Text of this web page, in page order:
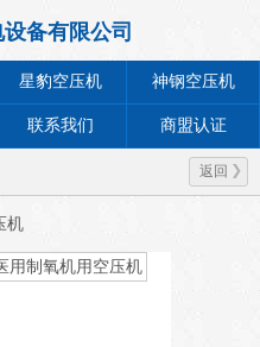
备有限公司
星豹空压机 神钢空压机
联系我们 商盟认证
返回
机